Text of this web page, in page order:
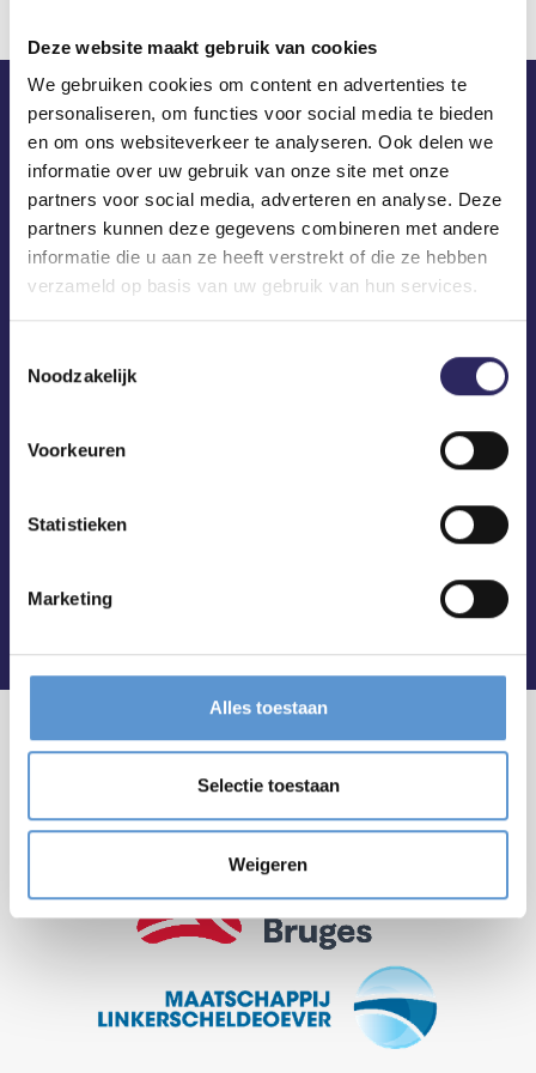
Deze website maakt gebruik van cookies
We gebruiken cookies om content en advertenties te
personaliseren, om functies voor social media te bieden
en om ons websiteverkeer te analyseren. Ook delen we
informatie over uw gebruik van onze site met onze
partners voor social media, adverteren en analyse. Deze
partners kunnen deze gegevens combineren met andere
informatie die u aan ze heeft verstrekt of die ze hebben
verzameld op basis van uw gebruik van hun services.
Noodzakelijk
Voorkeuren
Statistieken
Marketing
Alles toestaan
Selectie toestaan
Weigeren
ECA in je mailbox?